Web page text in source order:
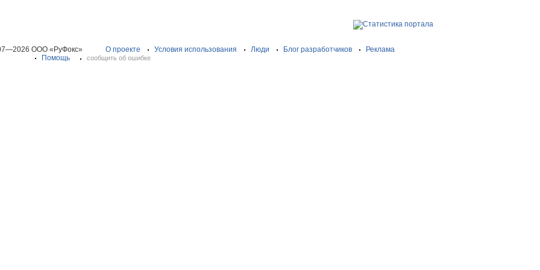
ООО «РуФокс» О проекте Условия использования Люди Блог разработчиков
Реклама
Помощь
сообщить об ошибке